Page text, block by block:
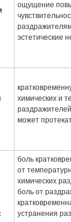
ощущение
эстетические
химических и
может
боль
от
химических
боль от
устранения